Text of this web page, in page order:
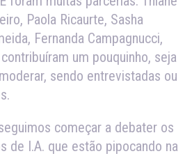
Paola Ricaurte, Sasha
Fernanda Campagnucci,
um pouquinho, seja
sendo entrevistadas ou
começar a debater os
de I.A. que estão pipocando na